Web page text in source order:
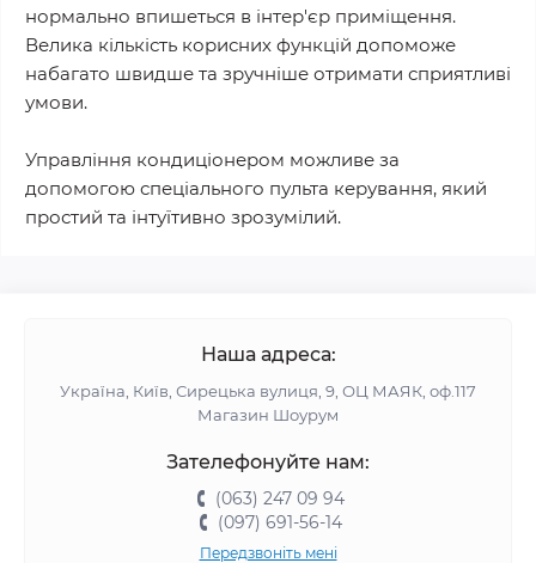
нормально впишеться в інтер'єр приміщення.
Велика кількість корисних функцій допоможе
набагато швидше та зручніше отримати сприятливі
умови.
Управління кондиціонером можливе за
допомогою спеціального пульта керування, який
простий та інтуїтивно зрозумілий.
Наша адреса:
Україна, Київ, Сирецька вулиця, 9, ОЦ МАЯК, оф.117
Магазин Шоурум
Зателефонуйте нам:
(063) 247 09 94
(097) 691-56-14
Передзвоніть мені